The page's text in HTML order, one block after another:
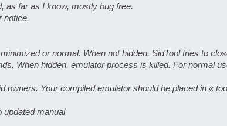
as far as I know, mostly bug free.
notice.
or normal. When not hidden, SidTool tries to
When hidden, emulator process is killed. For normal
owners. Your compiled emulator should be placed in «
updated manual